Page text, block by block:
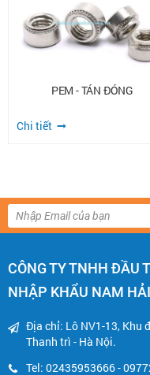
PEM - TÁN ĐÓNG
Chi tiết
CÔNG TY TNHH ĐẦU
NHẬP KHẨU NAM HẢI
Địa chỉ: Lô NV1-13, Khu
Thanh trì - Hà Nội.
Tel: 02435953666 -